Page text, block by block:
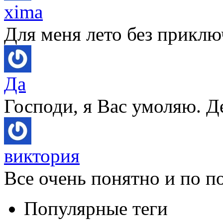
xima
Для меня лето без
Да
Господи, я Вас умоляю.
виктория
Все очень понятно и по
Популярные теги